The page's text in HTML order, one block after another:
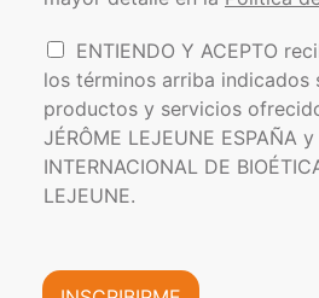
e
e
c
t
ó
n
i
*
í
c
a
d
e
P
r
a
n
o
r
m
a
n
ENTIENDO Y ACEPTO
los términos arriba indicados
productos y servicios
JÉRÔME LEJEUNE ESPAÑA
INTERNACIONAL DE
LEJEUNE.